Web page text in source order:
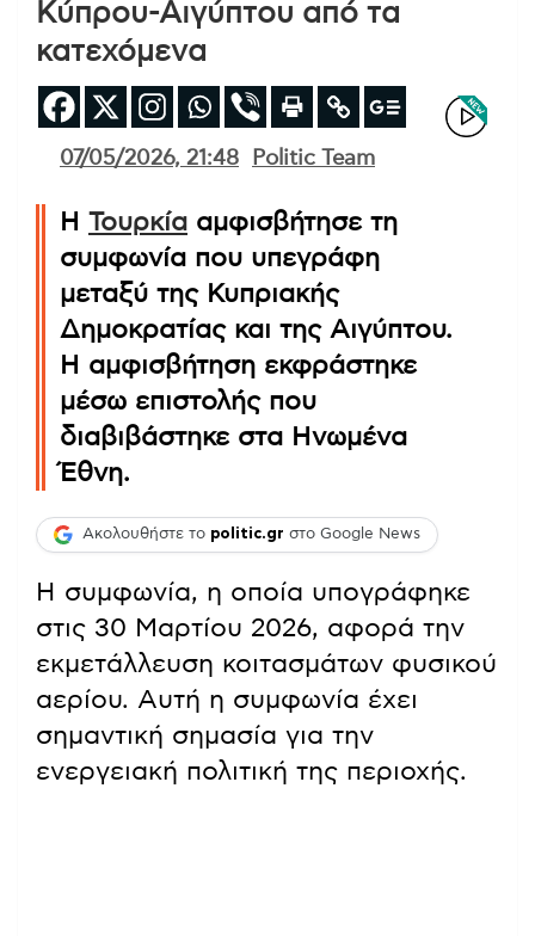
Κύπρου-Αιγύπτου από τα
κατεχόμενα
07/05/2026, 21:48 Politic Team
Η Τουρκία αμφισβήτησε τη
συμφωνία που υπεγράφη
μεταξύ της Κυπριακής
Δημοκρατίας και της Αιγύπτου.
Η αμφισβήτηση εκφράστηκε
μέσω επιστολής που
διαβιβάστηκε στα Ηνωμένα
Έθνη.
Ακολουθήστε το politic.gr στο Google News
Η συμφωνία, η οποία υπογράφηκε
στις 30 Μαρτίου 2026, αφορά την
εκμετάλλευση κοιτασμάτων φυσικού
αερίου. Αυτή η συμφωνία έχει
σημαντική σημασία για την
ενεργειακή πολιτική της περιοχής.